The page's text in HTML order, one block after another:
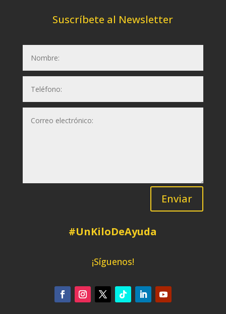
Suscríbete al Newsletter
Enviar
#UnKiloDeAyuda
¡Síguenos!